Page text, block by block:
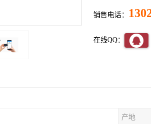
销售电话：
在线QQ：
产地